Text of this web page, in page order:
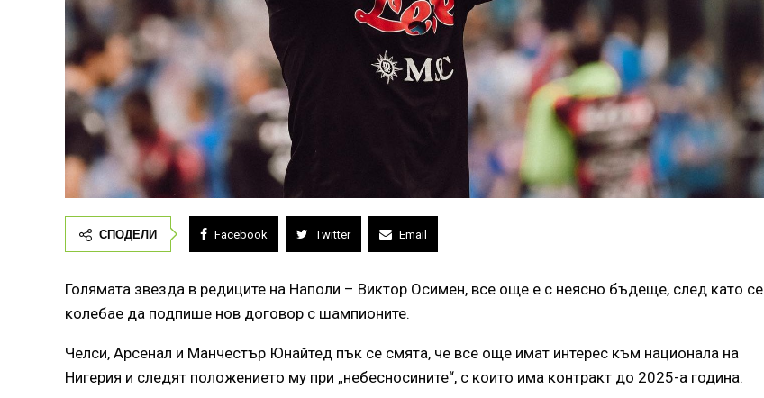
СПОДЕЛИ Facebook Twitter Email
Голямата звезда в редиците на Наполи – Виктор Осимен, все още е с неясно бъдеще, след като се
колебае да подпише нов договор с шампионите.
Челси, Арсенал и Манчестър Юнайтед пък се смята, че все още имат интерес към национала на
Нигерия и следят положението му при „небесносините“, с които има контракт до 2025-а година.